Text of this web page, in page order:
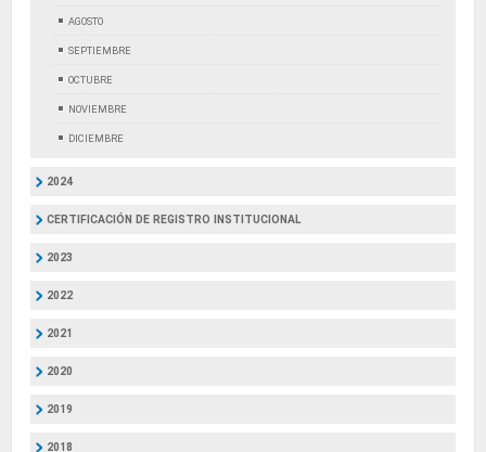
AGOSTO
SEPTIEMBRE
OCTUBRE
NOVIEMBRE
DICIEMBRE
2024
CERTIFICACIÓN DE REGISTRO INSTITUCIONAL
2023
2022
2021
2020
2019
2018